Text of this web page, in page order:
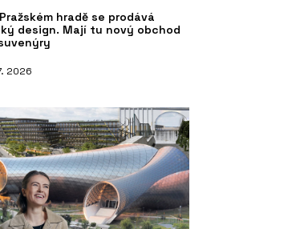
hradě se prodává
design. Mají tu nový obchod
2026